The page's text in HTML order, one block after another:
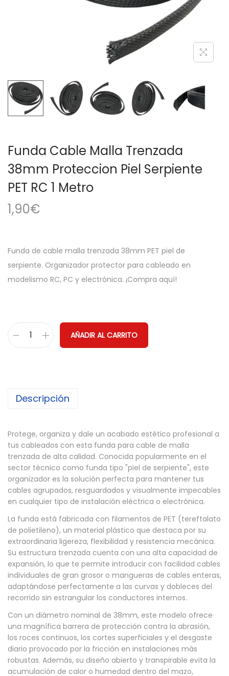
a
ó
n
i
Funda Cable Malla Trenzada
38mm Proteccion Piel Serpiente
PET RC 1 Metro
1,90€
Funda de cable malla trenzada 38mm PET piel de
serpiente. Organizador protector para cableado en
modelismo RC, PC y electrónica. ¡Compra aquí!
a
b
l
e
M
a
l
a
T
e
n
z
a
d
a
3
AÑADIR AL CARRITO
Descripción
Protege, organiza y dale un acabado estético profesional a
tus cableados con esta funda para cable de malla
trenzada de alta calidad. Conocida popularmente en el
sector técnico como funda tipo "piel de serpiente", este
organizador es la solución perfecta para mantener tus
cables agrupados, resguardados y visualmente impecables
en cualquier tipo de instalación eléctrica o electrónica.
La funda está fabricada con filamentos de PET (tereftalato
de polietileno), un material plástico que destaca por su
extraordinaria ligereza, flexibilidad y resistencia mecánica.
Su estructura trenzada cuenta con una alta capacidad de
expansión, lo que te permite introducir con facilidad cables
individuales de gran grosor o mangueras de cables enteras,
adaptándose perfectamente a las curvas y dobleces del
recorrido sin estrangular los conductores internos.
Con un diámetro nominal de 38mm, este modelo ofrece
una magnífica barrera de protección contra la abrasión,
los roces continuos, los cortes superficiales y el desgaste
diario provocado por la fricción en instalaciones más
robustas. Además, su diseño abierto y transpirable evita la
acumulación de calor o humedad dentro del mazo,